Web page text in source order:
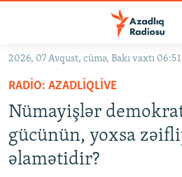
Əsas
qayıt
Əsas
naviqasiyaya
qayıt
Axtarışa
GÜNDƏM
KORRUPSIOMETR
#ƏSLINDƏ
2026, 07 Avqust, cümə, Bakı vaxtı 06:51
RADIO: AZADLIQLIVE
Nümayişlər
gücünün, yoxsa
əlamətidir?